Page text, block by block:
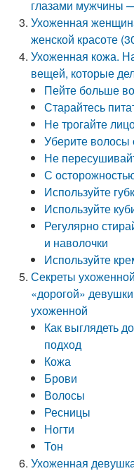
глазами мужчины
Ухоженная
женской красоте
Ухоженная кожа.
вещей, которые
Пейте больше
Старайтесь
Не трогайте
Уберите волосы
Не
С
Используйте
Используйте
Регулярно
и наволочки
Используйте
Секреты
«дорогой»
ухоженной
Как выглядеть
подход
Кожа
Брови
Волосы
Ресницы
Ногти
Тон
Ухоженная